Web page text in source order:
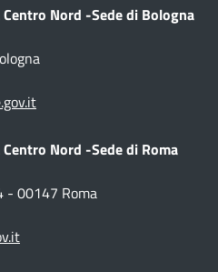
Nord -Sede di Bologna
Nord -Sede di Roma
- 00147 Roma